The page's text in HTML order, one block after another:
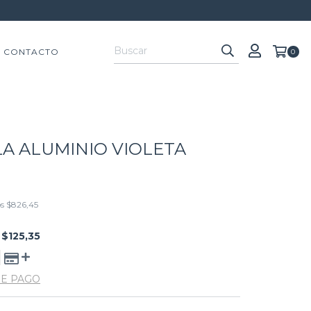
CONTACTO 0
ALUMINIO VIOLETA
$826,45
$125,35
PAGO